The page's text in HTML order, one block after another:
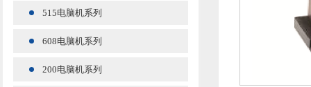
515电脑机系列
608电脑机系列
200电脑机系列